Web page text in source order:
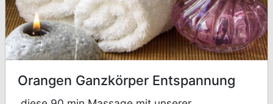
Orangen Ganzkörper Entspannung